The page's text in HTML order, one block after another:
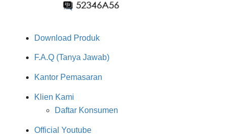
Download Produk
F.A.Q (Tanya Jawab)
Kantor Pemasaran
Klien Kami
Daftar Konsumen
Official Youtube